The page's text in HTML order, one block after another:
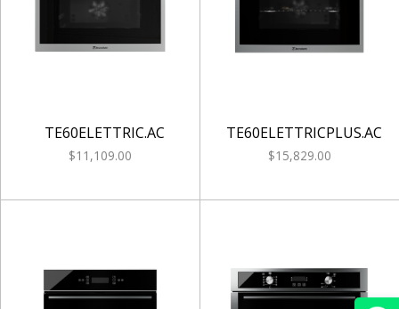
TE60ELETTRIC.AC
$11,109.00
TE60ELETTRICPLUS.AC
$15,829.00